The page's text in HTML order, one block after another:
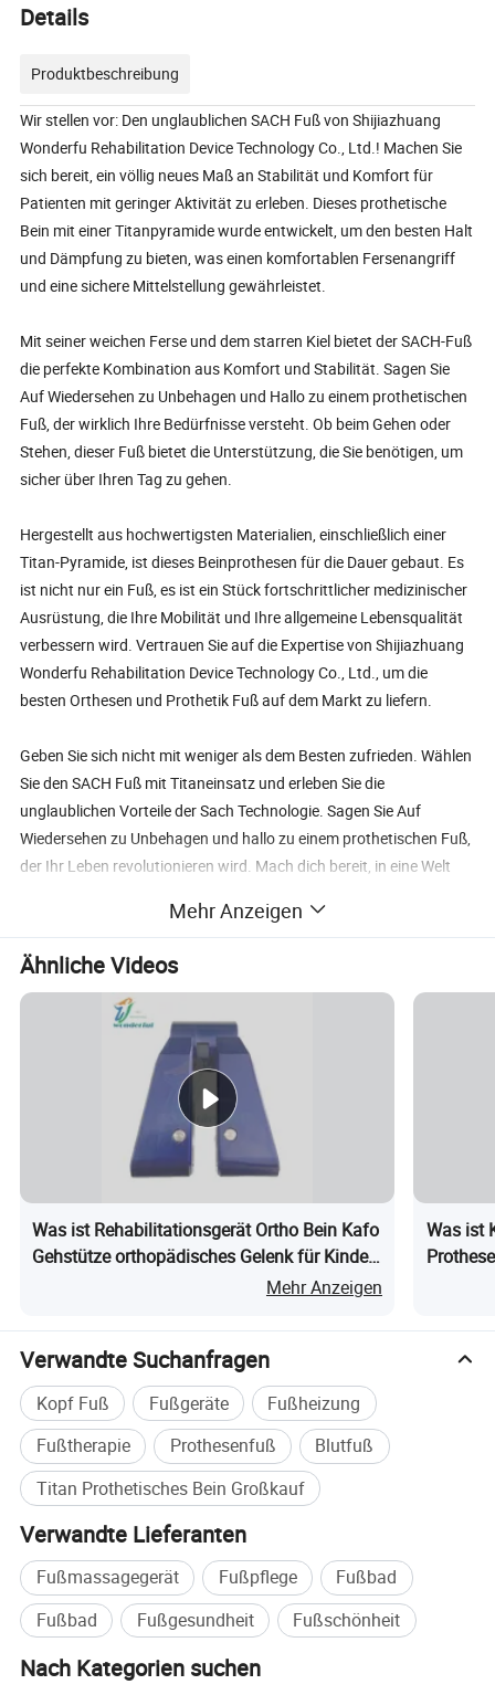
Details
Produktbeschreibung
Wir stellen vor: Den unglaublichen SACH Fuß von Shijiazhuang
Wonderfu Rehabilitation Device Technology Co., Ltd.! Machen Sie
sich bereit, ein völlig neues Maß an Stabilität und Komfort für
Patienten mit geringer Aktivität zu erleben. Dieses prothetische
Bein mit einer Titanpyramide wurde entwickelt, um den besten Halt
und Dämpfung zu bieten, was einen komfortablen Fersenangriff
und eine sichere Mittelstellung gewährleistet.
Mit seiner weichen Ferse und dem starren Kiel bietet der SACH-Fuß
die perfekte Kombination aus Komfort und Stabilität. Sagen Sie
Auf Wiedersehen zu Unbehagen und Hallo zu einem prothetischen
Fuß, der wirklich Ihre Bedürfnisse versteht. Ob beim Gehen oder
Stehen, dieser Fuß bietet die Unterstützung, die Sie benötigen, um
sicher über Ihren Tag zu gehen.
Hergestellt aus hochwertigsten Materialien, einschließlich einer
Titan-Pyramide, ist dieses Beinprothesen für die Dauer gebaut. Es
ist nicht nur ein Fuß, es ist ein Stück fortschrittlicher medizinischer
Ausrüstung, die Ihre Mobilität und Ihre allgemeine Lebensqualität
verbessern wird. Vertrauen Sie auf die Expertise von Shijiazhuang
Wonderfu Rehabilitation Device Technology Co., Ltd., um die
besten Orthesen und Prothetik Fuß auf dem Markt zu liefern.
Geben Sie sich nicht mit weniger als dem Besten zufrieden. Wählen
Sie den SACH Fuß mit Titaneinsatz und erleben Sie die
unglaublichen Vorteile der Sach Technologie. Sagen Sie Auf
Wiedersehen zu Unbehagen und hallo zu einem prothetischen Fuß,
der Ihr Leben revolutionieren wird. Mach dich bereit, in eine Welt
Shijiazhuang Wonderfu Rehabilitation Device Technology Co., Ltd.
Mehr Anzeigen
Ähnliche Videos
Was ist Rehabilitationsgerät Ortho Bein Kafo
Gehstütze orthopädisches Gelenk für Kinder
Mehr Anzeigen
Was ist
Verwandte Suchanfragen
Kopf Fuß Fußgeräte
Fußheizung
Fußtherapie
Prothesenfuß
Blutfuß
Titan Prothetisches Bein Großkauf
Verwandte Lieferanten
Fußmassagegerät Fußpflege
Fußbad
Fußbad
Fußgesundheit Fußschönheit
Nach Kategorien suchen